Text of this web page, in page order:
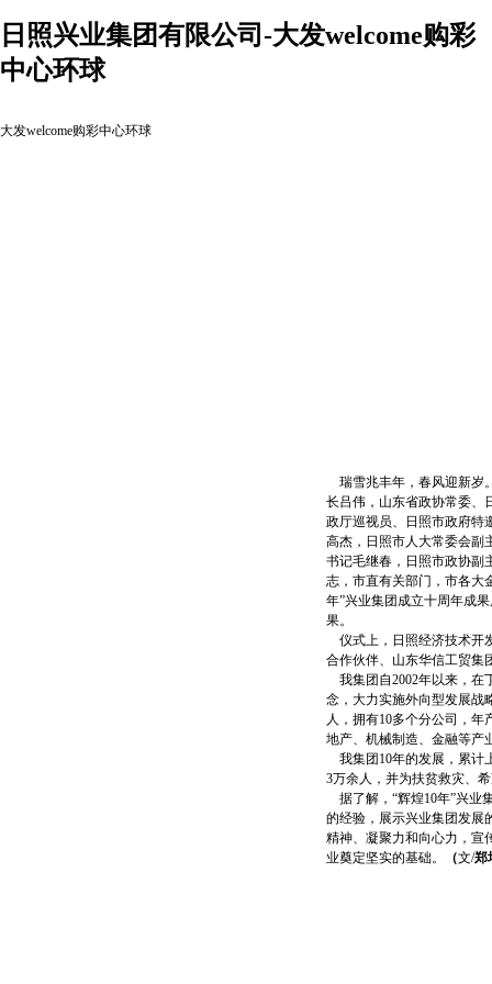
日照兴业集团有限公司-大发welcome购彩
中心环球
大发welcome购彩中心环球
瑞雪兆丰年，春风迎新岁
长吕伟，山东省政协常委、
政厅巡视员、日照市政府特
高杰，日照市人大常委会副
书记毛继春，日照市政协副
志，市直有关部门，市各大
年”兴业集团成立十周年成
果。
仪式上，日照经济技术开
合作伙伴、山东华信工贸集
我集团自2002年以来，在
念，大力实施外向型发展战
人，拥有10多个分公司，
地产、机械制造、金融等产
我集团10年的发展，累计
3万余人，并为扶贫救灾、
据了解，“辉煌10年”兴业
的经验，展示兴业集团发展
精神、凝聚力和向心力，宣
业奠定坚实的基础。
（文/郑